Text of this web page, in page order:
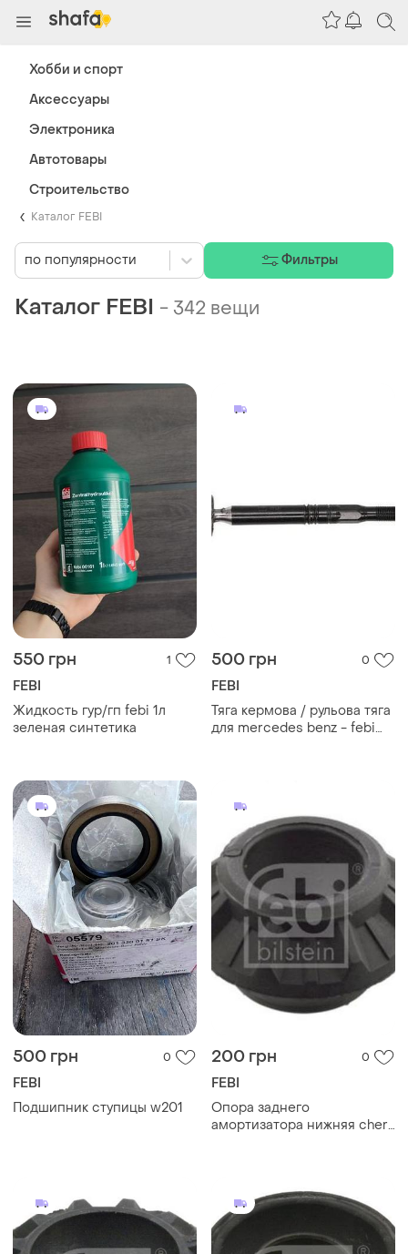
Каталог FEBI
Каталог FEBI - 342 вещи
550 грн 1
FEBI
Жидкость гур/гп febi 1л
зеленая синтетика
500 грн 0
FEBI
Тяга кермова / рульова тяга
для mercedes benz - febi
500 грн 0
FEBI
Подшипник ступицы w201
200 грн 0
FEBI
Опора заднего
амортизатора нижняя chery
по популярности Фильтры
Хобби и спорт
Аксессуары
Электроника
Автотовары
Строительство